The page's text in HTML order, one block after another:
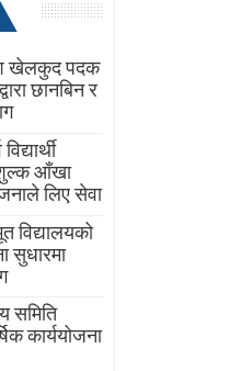
खेलकुद पदक
छानबिन र
आँखा
लिए सेवा
विद्यालयको
सुधारमा
समिति
कार्ययोजना